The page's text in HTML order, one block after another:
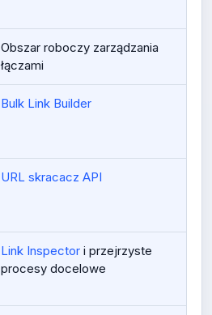
Obszar roboczy zarządzania
łączami
Bulk Link Builder
URL skracacz API
Link Inspector i przejrzyste
procesy docelowe